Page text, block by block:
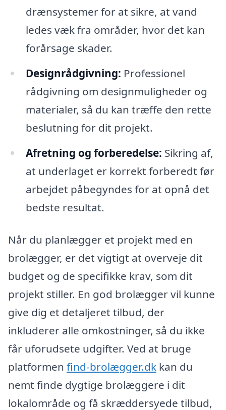
drænsystemer for at sikre, at vand
ledes væk fra områder, hvor det kan
forårsage skader.
Designrådgivning: Professionel
rådgivning om designmuligheder og
materialer, så du kan træffe den rette
beslutning for dit projekt.
Afretning og forberedelse: Sikring af,
at underlaget er korrekt forberedt før
arbejdet påbegyndes for at opnå det
bedste resultat.
Når du planlægger et projekt med en
brolægger, er det vigtigt at overveje dit
budget og de specifikke krav, som dit
projekt stiller. En god brolægger vil kunne
give dig et detaljeret tilbud, der
inkluderer alle omkostninger, så du ikke
får uforudsete udgifter. Ved at bruge
platformen find-brolægger.dk kan du
nemt finde dygtige brolæggere i dit
lokalområde og få skræddersyede tilbud,